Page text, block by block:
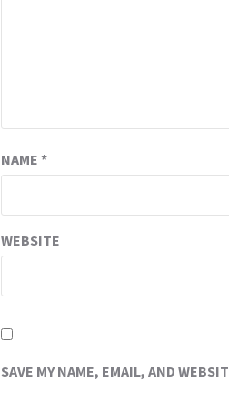
NAME *
WEBSITE
SAVE MY NAME, EMAIL, AND